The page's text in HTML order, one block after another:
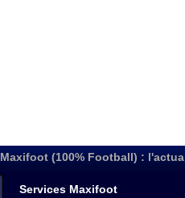
Maxifoot (100% Football) :
Services Maxifoot